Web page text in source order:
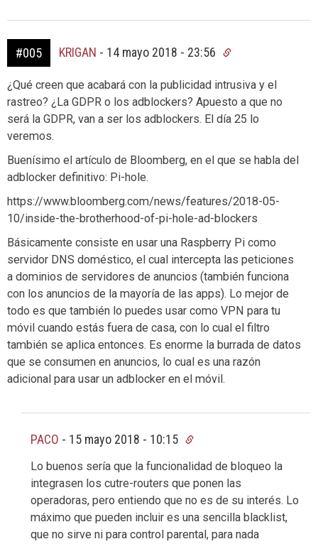
#005 KRIGAN - 14 mayo 2018 - 23:56
¿Qué creen que acabará con la publicidad intrusiva y el
rastreo? ¿La GDPR o los adblockers? Apuesto a que no
será la GDPR, van a ser los adblockers. El día 25 lo
veremos.
Buenísimo el artículo de Bloomberg, en el que se habla del
adblocker definitivo: Pi-hole.
https://www.bloomberg.com/news/features/2018-05-
10/inside-the-brotherhood-of-pi-hole-ad-blockers
Básicamente consiste en usar una Raspberry Pi como
servidor DNS doméstico, el cual intercepta las peticiones
a dominios de servidores de anuncios (también funciona
con los anuncios de la mayoría de las apps). Lo mejor de
todo es que también lo puedes usar como VPN para tu
móvil cuando estás fuera de casa, con lo cual el filtro
también se aplica entonces. Es enorme la burrada de datos
que se consumen en anuncios, lo cual es una razón
adicional para usar un adblocker en el móvil.
PACO - 15 mayo 2018 - 10:15
Lo buenos sería que la funcionalidad de bloqueo la
integrasen los cutre-routers que ponen las
operadoras, pero entiendo que no es de su interés. Lo
máximo que pueden incluir es una sencilla blacklist,
que no sirve ni para control parental, para nada